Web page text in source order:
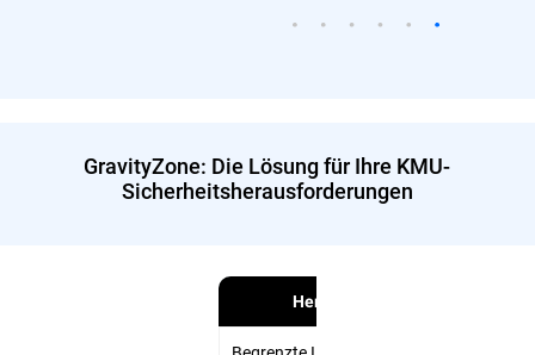
GravityZone: Die Lösung für Ihre KMU-
Sicherheitsherausforderungen
Herausforderung